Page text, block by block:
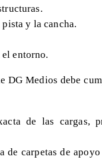
y la cancha.
entorno.
DG Medios debe
de las cargas,
carpetas de